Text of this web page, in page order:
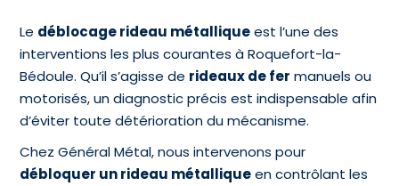
Le déblocage rideau métalliqueest l’une des
interventions les plus courantes à Roquefort-la-
Bédoule. Qu’il s’agisse de rideaux de fer manuels ou
motorisés, un diagnostic précis est indispensable afin
d’éviter toute détérioration du mécanisme.
Chez Général Métal, nous intervenons pour
débloquer un rideau métalliqueen contrôlant les